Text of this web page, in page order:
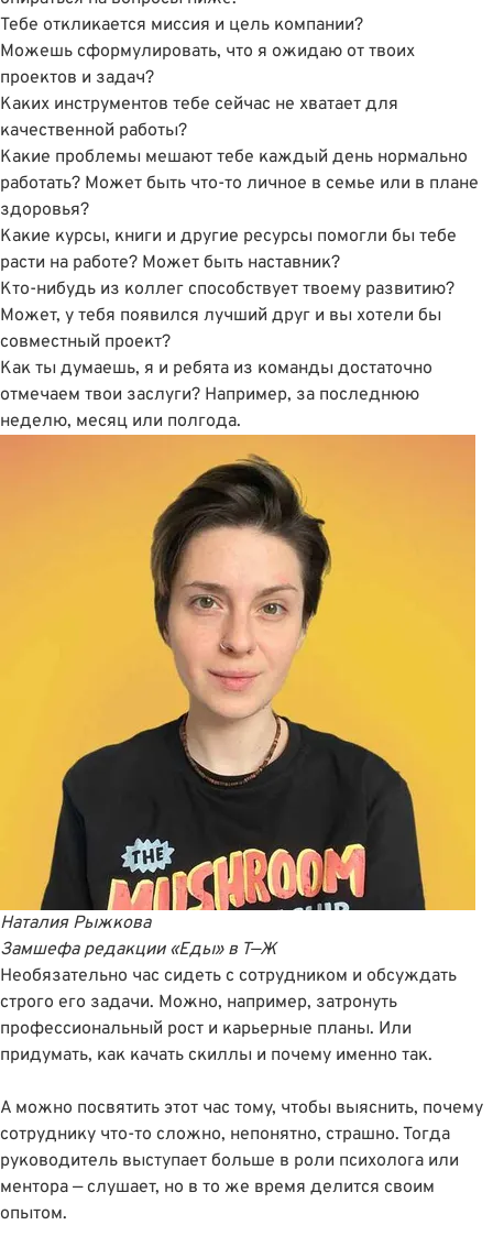
Тебе откликается миссия и цель компании?
Можешь сформулировать, что я ожидаю от твоих
проектов и задач?
Каких инструментов тебе сейчас не хватает для
качественной работы?
Какие проблемы мешают тебе каждый день нормально
работать? Может быть что-то личное в семье или в плане
здоровья?
Какие курсы, книги и другие ресурсы помогли бы тебе
расти на работе? Может быть наставник?
Кто-нибудь из коллег способствует твоему развитию?
Может, у тебя появился лучший друг и вы хотели бы
совместный проект?
Как ты думаешь, я и ребята из команды достаточно
отмечаем твои заслуги? Например, за последнюю
неделю, месяц или полгода.
Наталия Рыжкова
Замшефа редакции «Еды»в Т—Ж
Необязательно час сидеть с сотрудником и обсуждать
строго его задачи. Можно, например, затронуть
профессиональный рост и карьерные планы. Или
придумать, как качать скиллы и почему именно так.
А можно посвятить этот час тому, чтобы выяснить, почему
сотруднику что-то сложно, непонятно, страшно. Тогда
руководитель выступает больше в роли психолога или
ментора — слушает, но в то же время делится своим
опытом.